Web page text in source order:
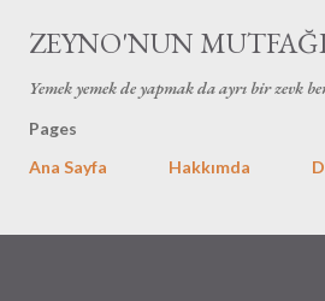
Ana içeriğe
ZEYNO'NUN
Yemek yemek de yapmak da ayrı bir zevk
Pages
Ana Sayfa
Hakkımda